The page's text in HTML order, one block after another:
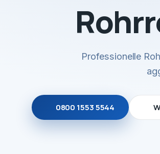
Professionelle
0800 1553 5544